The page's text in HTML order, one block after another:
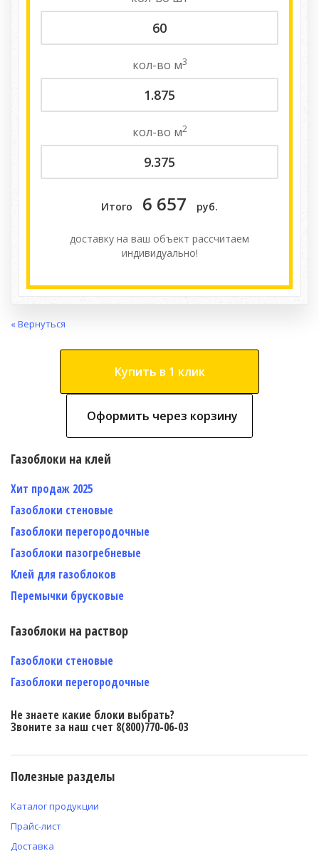
кол-во м3
кол-во м2
Итого 6 657 руб.
доставку на ваш объект расcчитаем
индивидуально!
« Вернуться
Купить в 1 клик
Оформить через корзину
Газоблоки на клей
Хит продаж 2025
Газоблоки стеновые
Газоблоки перегородочные
Газоблоки пазогребневые
Клей для газоблоков
Перемычки брусковые
Газоблоки на раствор
Газоблоки стеновые
Газоблоки перегородочные
Не знаете какие блоки выбрать?
Звоните за наш счет 8(800)770-06-03
Полезные разделы
Каталог продукции
Прайс-лист
Доставка